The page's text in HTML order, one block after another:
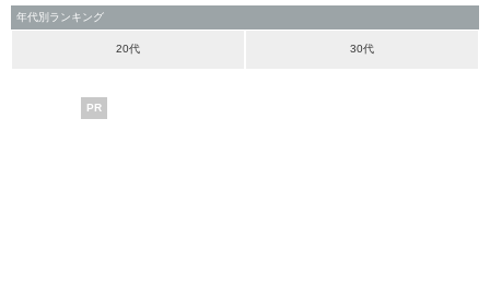
年代別ランキング
20代 30代
PR